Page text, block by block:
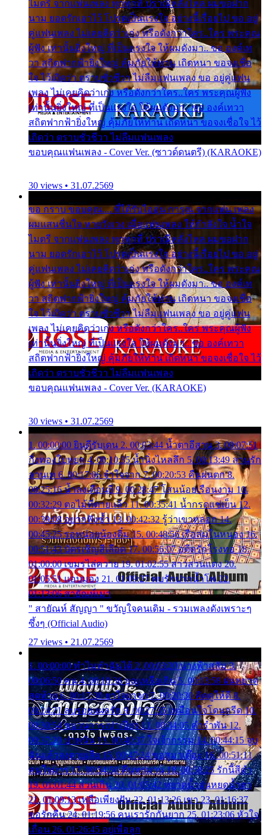
ไมตรี จากแฟนเพลง ทุกทุกที่ ปราณีหลั่งไหล ผมขอฝาก
นาม ยอดรักเอาไว้ โปรดเป็นแรงใจ อย่างนี้เรื่อยไป ขอ อยู่
คู่แฟนเพลง ไม่เคยคิดว่าเก่ง หรือดังกว่าใคร..ใคร พระคุณ
ผู้ฟัง เท่านั้นยิ่งใหญ่ ที่เป็นแรงใจ ให้ผมดังมา.. ขอ องค์เท
วา สถิตฟากฟ้ายิ่งใหญ่ คุ้มภัยให้ท่าน เถิดหนา ขอจงเชื่อ
ใจ ไว้เถิดว่า ตราบชั่วชีวา ไม่ลืมแฟนเพลง ขอ อยู่คู่แฟน
เพลง ไม่เคยคิดว่าเก่ง หรือดังกว่าใคร..ใคร พระคุณผู้ฟัง
เท่านั้นยิ่งใหญ่ ที่เป็นแรงใจ ให้ผมดังมา.. ขอ องค์เทวา
สถิตฟากฟ้ายิ่งใหญ่ คุ้มภัยให้ท่าน เถิดหนา ขอจงเชื่อใจ ไว้
เถิดว่า ตราบชั่วชีวา ไม่ลืมแฟนเพลง
ขอบคุณแฟนเพลง - Cover Ver. (ซาวด์ดนตรี) (KARAOKE)
30 views • 31.07.2569
ขอ กราบ ขอบคุณ.... ที่ได้รับไออุ่น การุณ จากแฟน เพลง
ผมแสนชื่นใจ หายวังเวง เมื่อแฟนเพลง ให้กำลังใจ น้ำใจ
ไมตรี จากแฟนเพลง ทุกทุกที่ ปราณีหลั่งไหล ผมขอฝาก
นาม ยอดรักเอาไว้ โปรดเป็นแรงใจ อย่างนี้เรื่อยไป ขอ อยู่
คู่แฟนเพลง ไม่เคยคิดว่าเก่ง หรือดังกว่าใคร..ใคร พระคุณ
ผู้ฟัง เท่านั้นยิ่งใหญ่ ที่เป็นแรงใจ ให้ผมดังมา.. ขอ องค์เท
วา สถิตฟากฟ้ายิ่งใหญ่ คุ้มภัยให้ท่าน เถิดหนา ขอจงเชื่อ
ใจ ไว้เถิดว่า ตราบชั่วชีวา ไม่ลืมแฟนเพลง ขอ อยู่คู่แฟน
เพลง ไม่เคยคิดว่าเก่ง หรือดังกว่าใคร..ใคร พระคุณผู้ฟัง
เท่านั้นยิ่งใหญ่ ที่เป็นแรงใจ ให้ผมดังมา.. ขอ องค์เทวา
สถิตฟากฟ้ายิ่งใหญ่ คุ้มภัยให้ท่าน เถิดหนา ขอจงเชื่อใจ ไว้
เถิดว่า ตราบชั่วชีวา ไม่ลืมแฟนเพลง
ขอบคุณแฟนเพลง - Cover Ver. (KARAOKE)
30 views • 31.07.2569
1. 00:00:00 ยินดีรับเดน 2. 00:03:44 น้ำตาอีสาน 3. 00:07:51
กิ่งทองใบหยก 4. 00:10:35 น้ำนิ่งไหลลึก 5. 00:13:49 ลานรัก
ลานเท 6. 00:17:06 จำใจจาก 7. 00:20:53 คืนฝนตก 8.
00:25:16 น้ำลงเดือนยี่ 9. 00:28:47 โสนน้อยเรือนงาม 10.
00:32:29 ตอไม้ที่ตายแล้ว 11. 00:35:41 น้ำกรดแช่เย็น 12.
00:39:08 อยากฟังซ้ำ 13. 00:42:32 รู้ว่าเขาหลอก 14.
00:45:25 รอหน่อยน้องติ๋ม 15. 00:48:56 เรือล่มในหนอง 16.
00:51:43 บัตรเชิญสีเลือด 17. 00:56:07 อดีตรักโรงทอ 18.
01:00:00 เขมรไล่ควาย 19. 01:02:55 สาวสวนแตง 20.
01:05:51 แอบมอง 21. 01:09:27 พบรักปากน้ำโพ 22.
01:13:06 สายัณห์เมา
" สายัณห์ สัญญา " ขวัญใจคนเดิม - รวมเพลงดังเพราะๆ
ซึ้งๆ (Official Audio)
27 views • 21.07.2569
1. 00:00:00 ทำไมทำฉันได้ 2. 00:03:20 นางฟ้าสลัม 3.
00:06:50 คน 4. 00:10:36 บุญเหลือเกิน 5. 00:13:58 ฝนหยาด
สุดท้าย 6. 00:17:30 ยาใจยาจก 7. 00:20:30 คิดดูให้ดี 8.
00:24:21 ลบรอยแผลรัก 9. 00:27:35 เหมือนใจโดนกรีด 10.
00:30:54 ขบวนการเปาเปียว 11. 00:34:05 คำรำพัน 12.
00:37:20 ปาหนัน 13. 00:40:37 ใจเจ้ากรรม 14. 00:44:15 จูบ
ฉันแล้วจงตายเสีย 15. 00:47:24 ขอสูมาเต๊อะ 16. 00:51:11
คนใจมาร 17. 00:54:50 คืนทรมาน 18. 00:58:25 รักนี้สีดำ
19. 01:01:44 ส่วนเกิน 20. 01:05:42 หยาดน้ำฝนหยดน้ำตา
21. 01:09:13 เหลือเพียงฝัน 22. 01:13:26 เขา 23. 01:16:37
ขอรักคืน 24. 01:19:56 คนเรารักกันยาก 25. 01:23:06 หัวใจ
เถื่อน 26. 01:26:45 อยู่เพื่อลูก